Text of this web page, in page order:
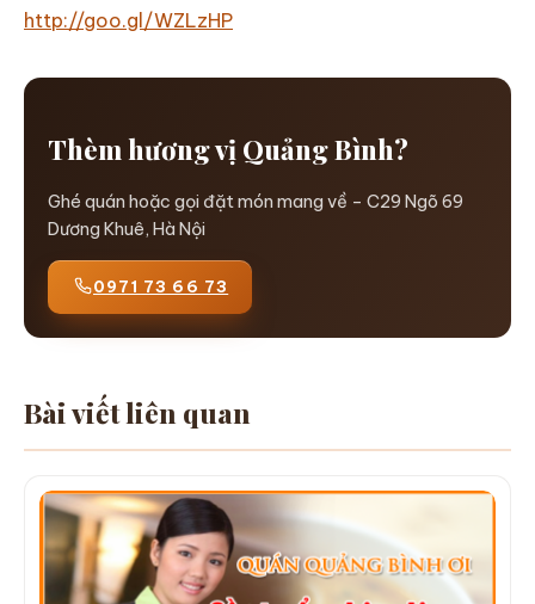
http://goo.gl/WZLzHP
Thèm hương vị Quảng Bình?
Ghé quán hoặc gọi đặt món mang về – C29 Ngõ 69
Dương Khuê, Hà Nội
0971 73 66 73
Bài viết liên quan